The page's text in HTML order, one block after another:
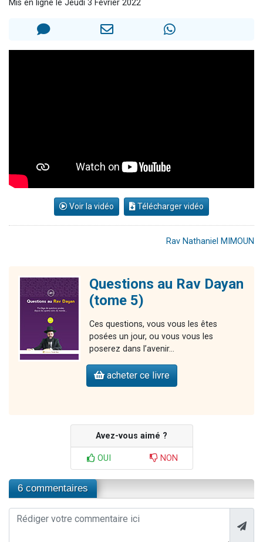
4 personnes viennent de faire un don pour Reloger Rivka, 6 enfants, victime de violences...
Mis en ligne le Jeudi 3 Février 2022
Voir la vidéo Télécharger vidéo
Rav Nathaniel MIMOUN
Questions au Rav Dayan
(tome 5)
Ces questions, vous vous les êtes
posées un jour, ou vous vous les
poserez dans l’avenir…
acheter ce livre
Avez-vous aimé ?
OUI NON
6 commentaires